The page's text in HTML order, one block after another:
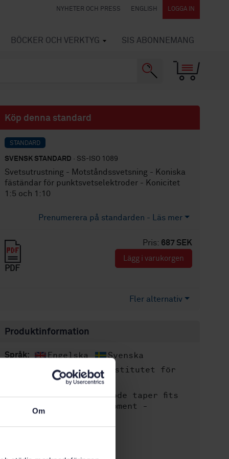
Om
NYHETER OCH PRESS ENGLISH LOGGA IN
BÖCKER OCH VERKTYG SIS ABONNEMANG
Köp denna standard
STANDARD
SVENSK STANDARD · SS-ISO 1089
Svetsutrustning - Motståndssvetsning - Koniska
fäständar för punktsvetselektroder - Konicitet
1:5 och 1:10
Prenumerera på standarden - Läs mer
Pris: 687 SEK
PDF
Lägg i varukorgen
Fler alternativ
Produktinformation
Språk: Engelska Svenska
Framtagen av:Svenska institutet för
standarder
Internationell titel:Electrode taper fits
for spot welding equipment -
Dimensions